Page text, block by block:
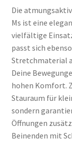
Die
Ms ist eine
vielfältige
passt sich
Stretchmaterial
Deine
hohen Komfort.
Stauraum für
sondern
Öffnungen
Beinenden mit